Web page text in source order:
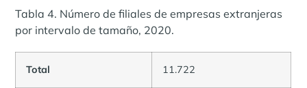
Tabla 4. Número de filiales de empresas extranjeras
por intervalo de tamaño, 2020.
Total 11.722